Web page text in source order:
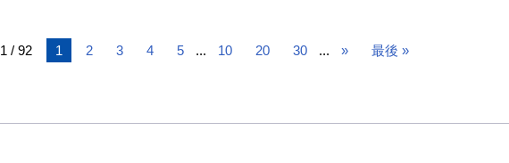
1 / 92 1 2 3 4 5 ... 10 20 30 ... » 最後 »